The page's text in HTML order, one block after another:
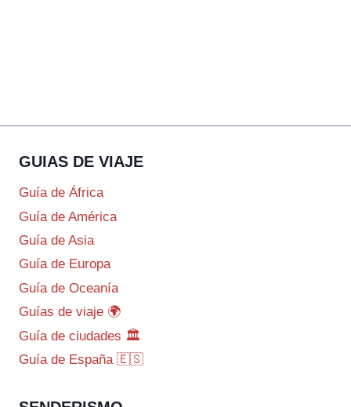
GUIAS DE VIAJE
Guía de África
Guía de América
Guía de Asia
Guía de Europa
Guía de Oceanía
Guías de viaje 🌍
Guía de ciudades 🏛️
Guía de España 🇪🇸